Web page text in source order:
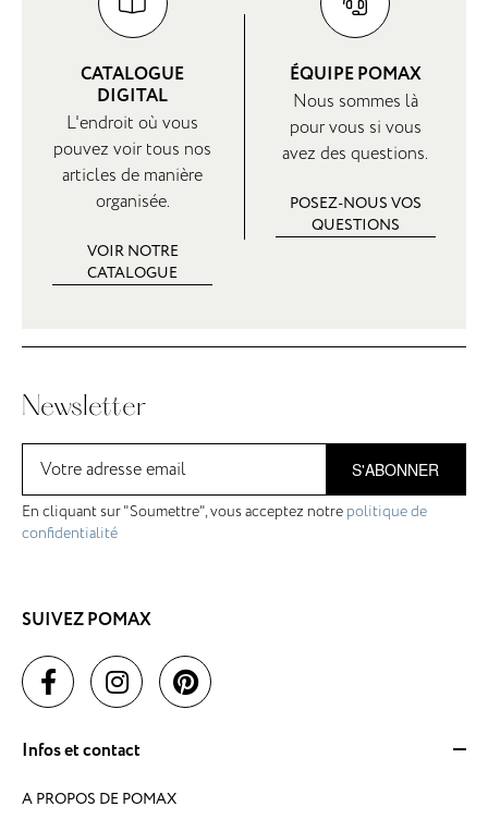
CATALOGUE
DIGITAL
L'endroit où vous
pouvez voir tous nos
articles de manière
organisée.
VOIR NOTRE
CATALOGUE
ÉQUIPE POMAX
Nous sommes là
pour vous si vous
avez des questions.
POSEZ-NOUS VOS
QUESTIONS
Newsletter
S'ABONNER
En cliquant sur "Soumettre", vous acceptez notre politique de
confidentialité
SUIVEZ POMAX
Infos et contact
A PROPOS DE POMAX